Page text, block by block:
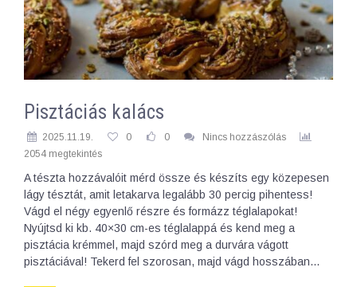
Pisztáciás kalács
2025.11.19. 0 0
Nincs hozzászólás
2054 megtekintés
A tészta hozzávalóit mérd össze és készíts egy közepesen
lágy tésztát, amit letakarva legalább 30 percig pihentess!
Vágd el négy egyenlő részre és formázz téglalapokat!
Nyújtsd ki kb. 40×30 cm-es téglalappá és kend meg a
pisztácia krémmel, majd szórd meg a durvára vágott
pisztáciával! Tekerd fel szorosan, majd vágd hosszában…